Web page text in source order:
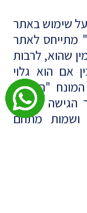
שימוש באתר
מתייחס לאתר
שהוא, לרבות
אם הוא גלוי
"האתר"
הגישה אליהם
ושמות מתחם